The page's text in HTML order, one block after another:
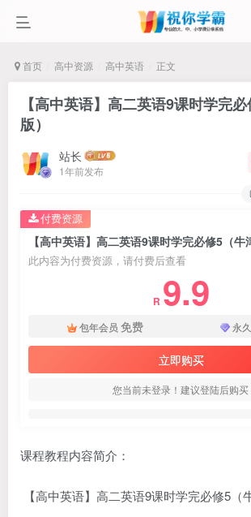
首页 高中资源 高中英语 正文
【高中英语】高二英语9课时学完
版）
站长
1年前发布
此内容为付费资源，请付费后查看
R 9.9
包年会员 免费 永
立即购买
您当前未登录！建议登陆后购
付费资源
课程教程内容简介：
【高中英语】高二英语9课时学完必修5（